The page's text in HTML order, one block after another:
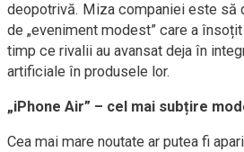
deopotrivă. Miza companiei este să
de „eveniment modest” care a
timp ce rivalii au avansat deja în
artificiale în produsele lor.
„iPhone Air” – cel mai subțire
Cea mai mare noutate ar putea fi